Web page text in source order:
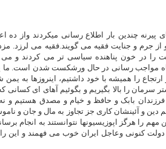
چندین بار اطلاع رسانی میکردند واز ده
جرم و جنایت فقیه می گویند.فقیه می لرزد.
را در خون پناهنده سیاسی تر می کردند و
مواجب رسانی در حال ورشکست شدن است. ما
را همیشه با خود داشتیم، اینروزها به یمن
را بالا بگیریم و بگوئیم آهای ای کسانی که
فرزندان بابک و حافظ و خیام و مصدق هستیم و
و آئینشان کاری جز تجاوز به مال و جان و
را هرگز اپوزیسیونها نتوانستند به انجام
دولت کنونی وعاجل ایران خوب می فهمند و این را